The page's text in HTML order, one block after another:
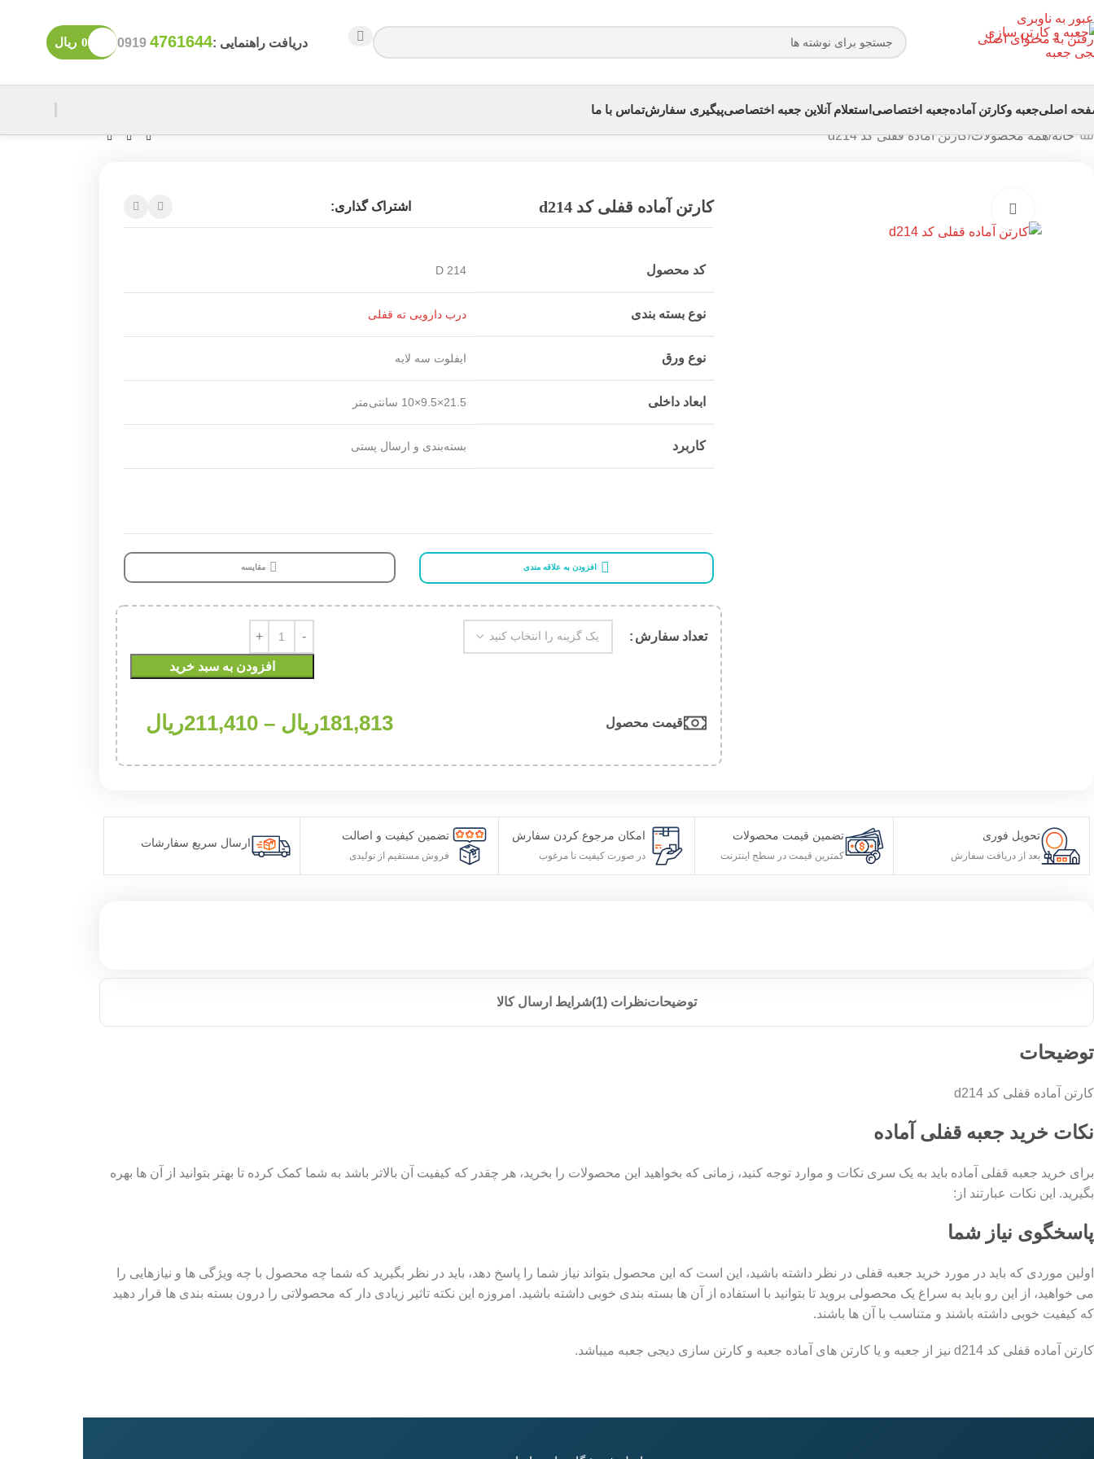
عبور به ناوبری
رفتن به محتوای اصلی
دریافت راهنمایی :4761644
0919
0 ریال
اصلیجعبه وکارتن آمادهجعبه اختصاصی استعلام آنلاین جعبه اختصاصیپیگیری سفارشتماس با ما
خانه همه محصولات کارتن آماده قفلی کد d214
کارتن آماده قفلی کد d214 اشتراک گذاری:
کد محصول D 214
نوع بسته بندی درب دارویی ته قفلی
نوع ورق ایفلوت سه لایه
ابعاد داخلی 21.5×9.5×10 سانتی‌متر
کاربرد بسته‌بندی و ارسال پستی
افزودن به علاقه مندی مقایسه
تعداد سفارش
افزودن به سبد خرید
قیمت محصول 181,813ریال –
211,410ریال
تحویل فوری
بعد از دریافت سفارش
تضمین قیمت محصولات
کمترین قیمت در سطح اینترنت
امکان مرجوع کردن سفارش
در صورت کیفیت نا مرغوب
تضمین کیفیت و اصالت
فروش مستقیم از تولیدی
ارسال سریع سفارشات
توضیحاتنظرات (1) شرایط ارسال کالا
توضیحات
کارتن آماده قفلی کد d214
نکات خرید جعبه قفلی آماده
برای خرید جعبه قفلی آماده باید به یک سری نکات و موارد توجه کنید، زمانی که بخواهید این محصولات را بخرید، هر چقدر که کیفیت آن بالاتر باشد به شما کمک کرده تا بهتر بتوانید از آن ها بهره
بگیرید. این نکات عبارتند از:
پاسخگوی نیاز شما
اولین موردی که باید در مورد خرید جعبه قفلی در نظر داشته باشید، این است که این محصول بتواند نیاز شما را پاسخ دهد، باید در نظر بگیرید که شما چه محصول با چه ویژگی ها و نیازهایی را
می خواهید، از این رو باید به سراغ یک محصولی بروید تا بتوانید با استفاده از آن ها بسته بندی خوبی داشته باشید. امروزه این نکته تاثیر زیادی دار که محصولاتی را درون بسته بندی ها قرار دهید
که کیفیت خوبی داشته باشند و متناسب با آن ها باشند.
کارتن آماده قفلی کد d214 نیز از جعبه و یا کارتن های آماده جعبه و کارتن سازی دیجی جعبه میباشد.